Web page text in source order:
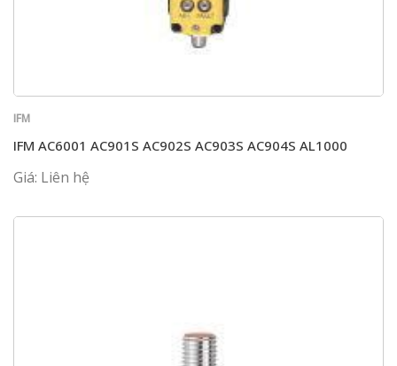
IFM
IFM AC6001 AC901S AC902S AC903S AC904S AL1000
Giá: Liên hệ